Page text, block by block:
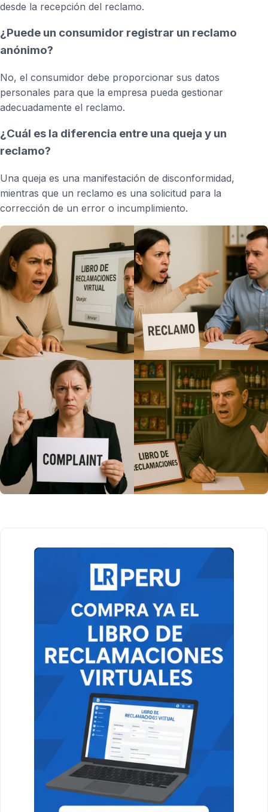
desde la recepción del reclamo.
¿Puede un consumidor registrar un reclamo
anónimo?
No, el consumidor debe proporcionar sus datos
personales para que la empresa pueda gestionar
adecuadamente el reclamo.
¿Cuál es la diferencia entre una queja y un
reclamo?
Una queja es una manifestación de disconformidad,
mientras que un reclamo es una solicitud para la
corrección de un error o incumplimiento.